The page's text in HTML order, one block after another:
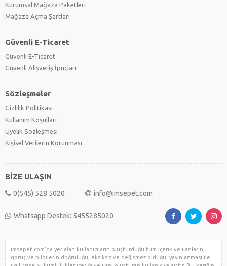
Kurumsal Mağaza Paketleri
Mağaza Açma Şartları
Güvenli E-Ticaret
Güvenli E-Ticaret
Güvenli Alışveriş İpuçları
Sözleşmeler
Gizlilik Politikası
Kullanım Koşulları
Üyelik Sözleşmesi
Kişisel Verilerin Korunması
BİZE ULAŞIN
0(545) 528 5020 info@imsepet.com
Whatsapp Destek: 5455285020
imsepet.com'da yer alan kullanıcıların oluşturduğu tüm içerik ve ilanların,
görüş ve bilgilerin doğruluğu, eksiksiz ve değişmez olduğu, yayınlanması ile